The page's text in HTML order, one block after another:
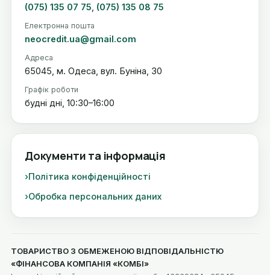
(075) 135 07 75 (075) 135 08 75
Електронна пошта
neocredit.ua@gmail.com
Адреса
65045, м. Одеса, вул. Буніна, 30
Графік роботи
будні дні, 10:30–16:00
Документи та інформація
Політика конфіденційності
Обробка персональних даних
ТОВАРИСТВО З ОБМЕЖЕНОЮ ВІДПОВІДАЛЬНІСТЮ
«ФІНАНСОВА КОМПАНІЯ «КОМБІ»